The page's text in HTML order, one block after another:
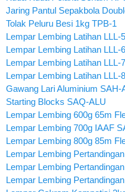
Jaring Pantul Sepakbola
Tolak Peluru Besi 1kg TPB-1
Lempar Lembing Latihan LLL-
Lempar Lembing Latihan LLL-
Lempar Lembing Latihan LLL-
Lempar Lembing Latihan LLL-
Gawang Lari Aluminium SAH-
Starting Blocks SAQ-ALU
Lempar Lembing 600g 65m
Lempar Lembing 700g IAAF
Lempar Lembing 800g 85m
Lempar Lembing
Lempar Lembing
Lempar Lembing